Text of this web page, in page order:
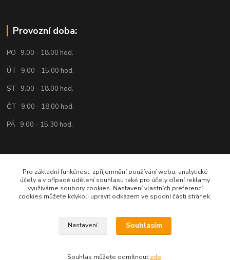
Provozní doba:
PO 9.00 - 18.00 hod.
ÚT 9.00 - 15.00 hod.
ST 9.00 - 18.00 hod.
ČT 9.00 - 18.00 hod.
PÁ 9.00 - 15.30 hod.
734 161 818
Pro základní funkčnost, zpříjemnění používání webu, analytické
účely a v případě udělení souhlasu také pro účely cílení reklamy
využíváme soubory cookies. Nastavení vlastních preferencí
cookies můžete kdykoli upravit odkazem ve spodní části stránek.
Nastavení Souhlasím
Souhlas můžete odmítnout zde.